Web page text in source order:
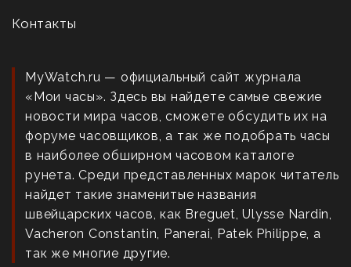
Контакты
MyWatch.ru — официальный сайт журнала
«Мои часы». Здесь вы найдете самые свежие
новости мира часов, сможете обсудить их на
форуме часовщиков, а так же подобрать часы
в наиболее обширном часовом каталоге
рунета. Среди представленных марок читатель
найдет такие знаменитые названия
швейцарских часов, как Breguet, Ulysse Nardin,
Vacheron Constantin, Panerai, Patek Philippe, а
так же многие другие.